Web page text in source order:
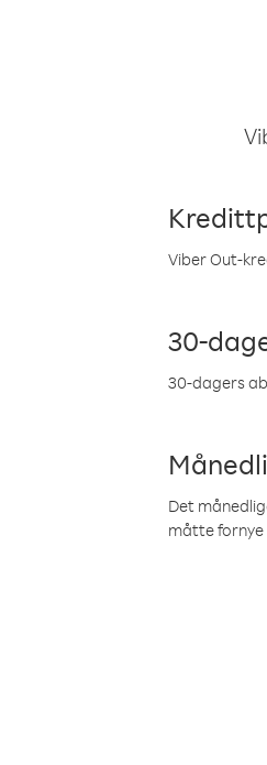
Viber Out-
30-
30-dagers
Det
måtte fornye